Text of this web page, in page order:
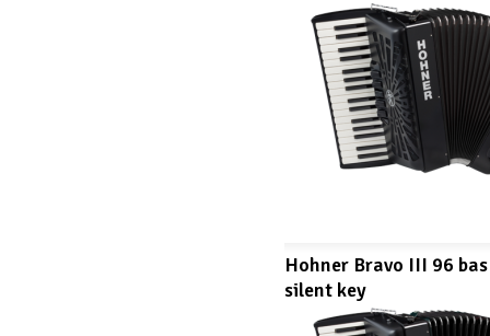
Hohner Bravo III 96
silent key